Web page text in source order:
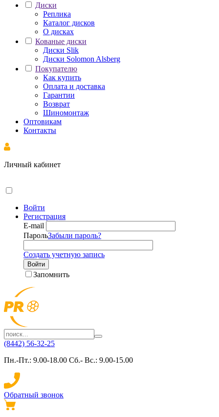
Диски
Реплика
Каталог дисков
О дисках
Кованые диски
Диски Slik
Диски Solomon Alsberg
Покупателю
Как купить
Оплата и доставка
Гарантии
Возврат
Шиномонтаж
Оптовикам
Контакты
Личный кабинет
Войти
Регистрация
E-mail
ПарольЗабыли пароль?
Создать учетную запись
Войти
Запомнить
(8442) 56-32-25
Пн.-Пт.: 9.00-18.00 Сб.- Вс.: 9.00-15.00
Обратный звонок